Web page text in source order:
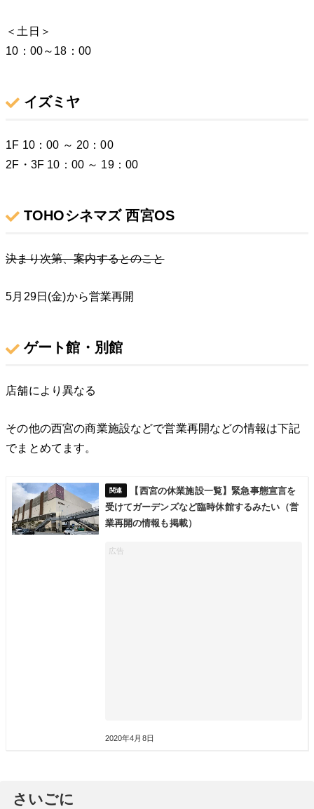
＜土日＞
10：00～18：00
イズミヤ
1F 10：00 ～ 20：00
2F・3F 10：00 ～ 19：00
TOHOシネマズ 西宮OS
決まり次第、案内するとのこと
5月29日(金)から営業再開
ゲート館・別館
店舗により異なる
その他の西宮の商業施設などで営業再開などの情報は下記
でまとめてます。
【西宮の休業施設一覧】緊急事態宣言を
受けてガーデンズなど臨時休館するみたい（営
業再開の情報も掲載）
2020年4月8日
さいごに